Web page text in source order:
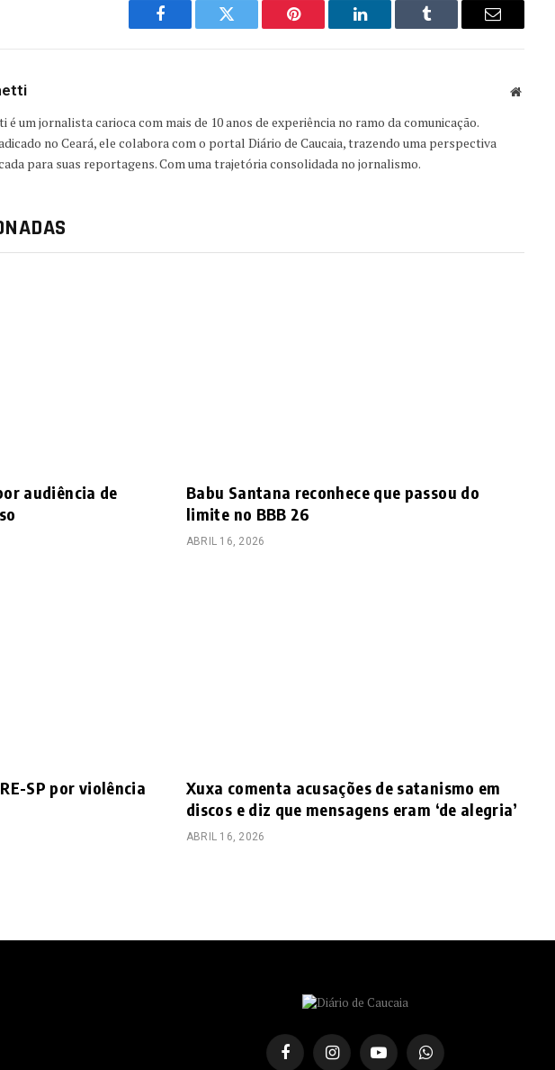
Facebook Twitter Pinterest LinkedIn Tumblr Email
Website
é um jornalista carioca com mais de 10 anos de experiência no ramo da comunicação.
no Ceará, ele colabora com o portal Diário de Caucaia, trazendo uma perspectiva
para suas reportagens. Com uma trajetória consolidada no jornalismo.
audiência de
Babu Santana reconhece que passou do
limite no BBB 26
ABRIL 16, 2026
SP por violência
Xuxa comenta acusações de satanismo em
discos e diz que mensagens eram ‘de alegria’
ABRIL 16, 2026
FacebookInstagramYouTubeWhatsApp